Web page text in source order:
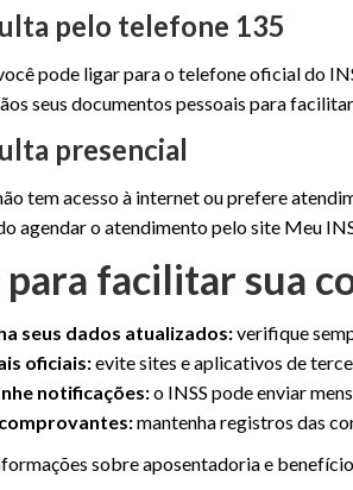
pelo telefone 135
pode ligar para o telefone oficial do
seus documentos pessoais para
presencial
tem acesso à internet ou prefere
agendar o atendimento pelo site Meu
para facilitar sua
seus dados atualizados:verifique
oficiais:evite sites e aplicativos de
notificações:o INSS pode enviar
mantenha registros das
sobre aposentadoria e